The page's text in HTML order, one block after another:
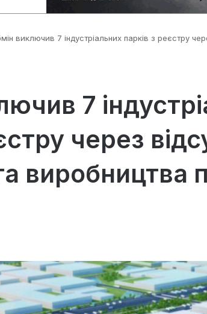
виключив 7 індустріальних парків з реєстру
7
через
виробництва